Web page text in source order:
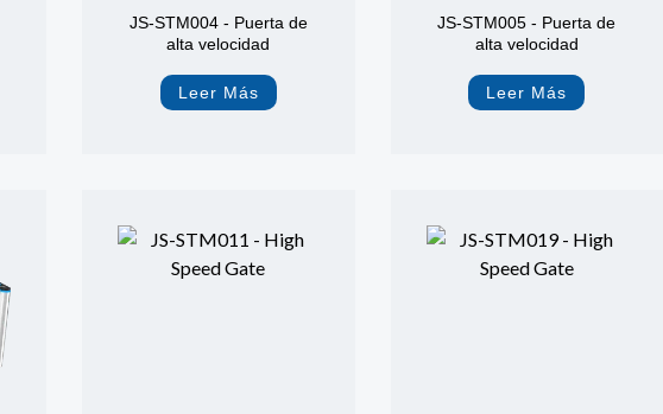
JS-STM004 - Puerta de
alta velocidad
Leer Más
JS-STM005 - Puerta de
alta velocidad
Leer Más